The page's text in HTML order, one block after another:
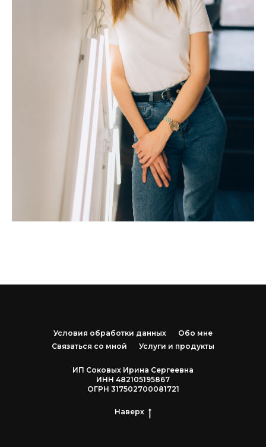
Условия обработки данных
Обо мне
Связаться со мной
Услуги и продукты
ИП Соковых Ирина Сергеевна
ИНН 482105195867
ОГРН 317502700081721
Наверх